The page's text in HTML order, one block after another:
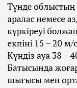
Түнде облыстың
аралас немесе
күркіреуі
екпіні 15 – 20 м/
Күндіз ауа 38 –
Батысында
шығысы мен